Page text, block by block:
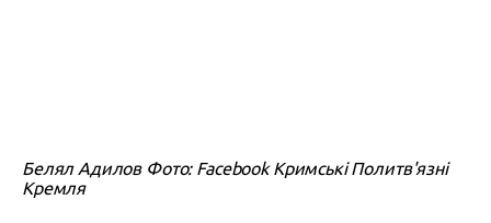
Белял Адилов Фото: Facebook Кримські Политв'язні
Кремля